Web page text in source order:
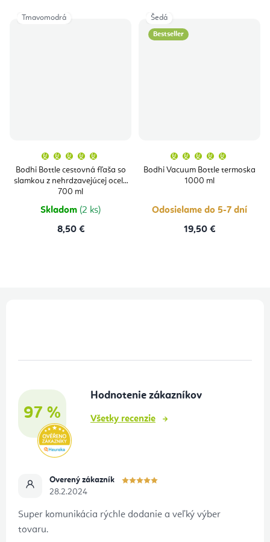
Bodhi Bottle cestovná fľaša so
slamkou z nehrdzavejúcej ocele
700 ml
produktu
je
5,0
hviezdičiek.
Skladom (2 ks)
8,50 €
Tmavomodrá
Bestseller
Bodhi Vacuum Bottle termoska
1000 ml
produktu
je
Odosielame do 5-7 dní
19,50 €
Šedá
97 %
Hodnotenie zákazníkov
Všetky recenzie
Overený zákazník
28.2.2024
Super komunikácia rýchle dodanie a veľký výber
tovaru.